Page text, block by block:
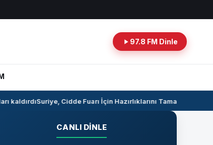
97.8 FM Dinle
kaldırdıSuriye, Cidde Fuarı İçin Hazırlıklarını Tamamlıyor
CANLI DINLE